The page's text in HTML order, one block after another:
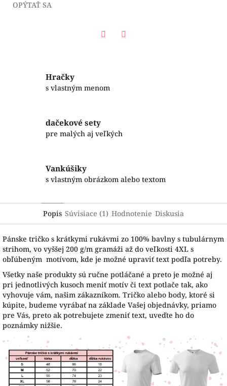
OPÝTAŤ SA
Hračky
s vlastným menom
dačekové sety
pre malých aj veľkých
Vankúšiky
s vlastným obrázkom alebo textom
Popis Súvisiace (1) Hodnotenie Diskusia
Pánske tričko s krátkymi rukávmi zo 100% bavlny s tubulárnym
strihom, vo vyššej 200 g/m gramáži až do veľkosti 4XL s
obľúbeným motívom, kde je možné upraviť text podľa potreby.
Všetky naše produkty sú ručne potláčané a preto je možné aj
pri jednotlivých kusoch meniť motív či text potlače tak, ako
vyhovuje vám, našim zákazníkom. Tričko alebo body, ktoré si
kúpite, budeme vyrábať na základe Vašej objednávky, priamo
pre Vás, preto ak potrebujete zmeniť text, uveďte ho do
poznámky nižšie.